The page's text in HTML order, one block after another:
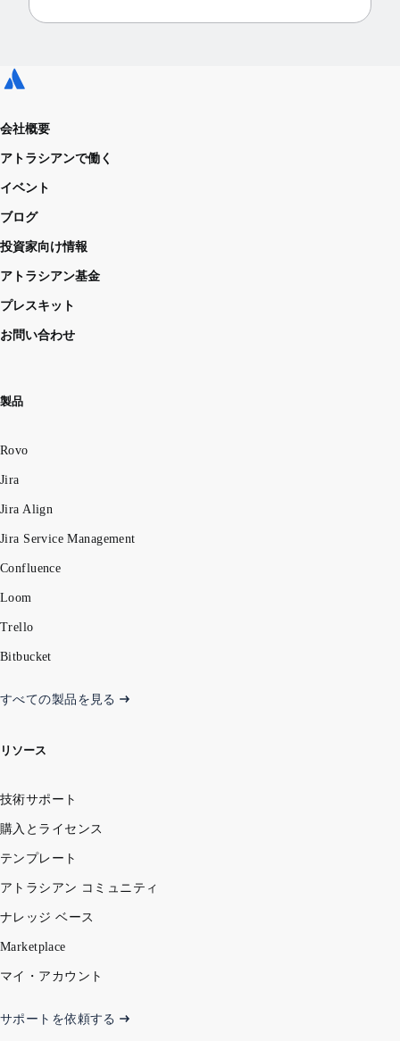
会社概要
アトラシアンで働く
イベント
ブログ
投資家向け情報
アトラシアン基金
プレスキット
お問い合わせ
製品
Rovo
Jira
Jira Align
Jira Service Management
Confluence
Loom
Trello
Bitbucket
すべての製品を見る
リソース
技術サポート
購入とライセンス
テンプレート
アトラシアン コミュニティ
ナレッジ ベース
Marketplace
マイ・アカウント
サポートを依頼する